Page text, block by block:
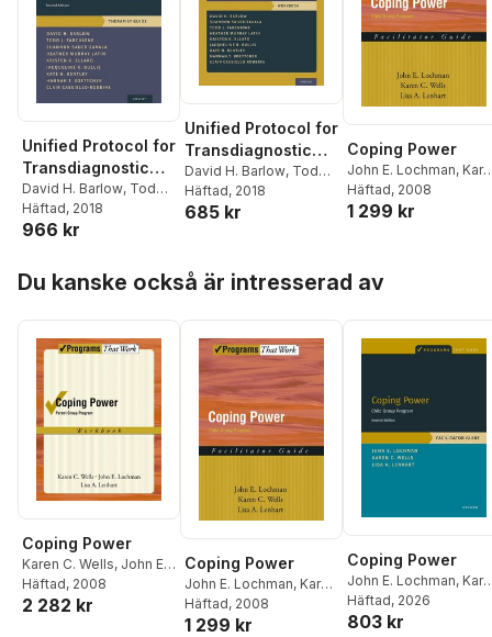
Unified Protocol for
Transdiagnostic
Treatment of
Emotional
Disorders
David H. Barlow, Todd
J. Farchione,
Sauer-Zavala
Bullis,Kate H. Bentley,
Clair Cassiello-Robbins
Häftad, 2018
966 kr
Unified Protocol for
Transdiagnostic
Treatment of
Emotional
Disorders
David H. Barlow, Todd
J. Farchione,
Sauer-Zavala
Bullis
Kate H. Bentley
Hannah T. Boettcher,
Häftad, 2018
685 kr
Coping Power
John E. Lochman,
C. Wells ,Lisa A.
Häftad, 2008
1 299 kr
Du kanske också är intresserad av
Coping Power
Karen C. Wells, John E.
Lochman,Lisa A.
Lenhart
Häftad, 2008
2 282 kr
Coping Power
John E. Lochman, Karen
C. Wells ,Lisa A. Lenhart
Häftad, 2008
1 299 kr
Coping Power
John E. Lochman,
C. Wells ,Lisa A.
Häftad, 2026
803 kr